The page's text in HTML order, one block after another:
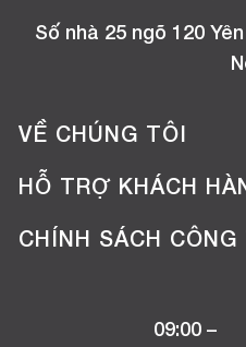
Số nhà 25 ngõ 120
VỀ CHÚNG TÔI
Giới thiệu công ty
Tuyển dụng
HỖ TRỢ KHÁCH
Hướng dẫn mua hàng online
Chương trình khuyến mãi
CHÍNH SÁCH CÔNG
Chính sách bảo hành09:00 –